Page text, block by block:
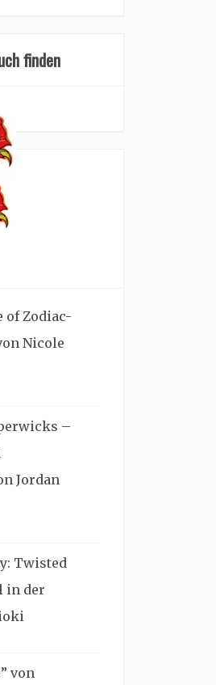
finden
of Zodiac-
Nicole
–
Jordan
Twisted
in der
von